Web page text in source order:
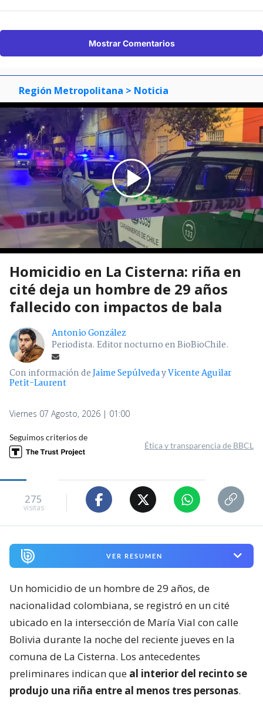
Mostrar Comentarios
Región Metropolitana > Noticia
Homicidio en La Cisterna: riña en
cité deja un hombre de 29 años
fallecido con impactos de bala
Antonio González
Periodista. Editor nocturno en BioBioChile.
Con información deJaime SepúlvedayVicente Aguilar
Petit-Laurent
Viernes 07 Agosto, 2026 | 01:00
Seguimos criterios de
Ética y transparencia de BBCL
275
visitas
VER RESUMEN
Un homicidio de un hombre de 29 años, de
nacionalidad colombiana, se registró en un cité
ubicado en la intersección de María Vial con calle
Bolivia durante la noche del reciente jueves en la
comuna de La Cisterna. Los antecedentes
preliminares indican que al interior del recinto se
produjo una riña entre al menos tres personas.